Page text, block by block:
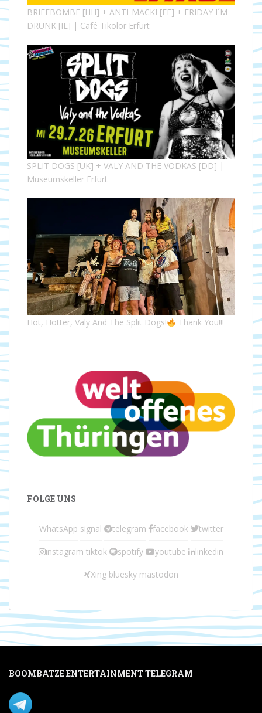
BRIEFBOMBE [HH] + ANTI-MACKI [EF] + FRIDAY I´M
DRUNK [IL] | Café Tikolor Erfurt
SPLIT DOGS [UK] + VALY AND THE VODKAS [DD] |
Museumskeller Erfurt
Hot, Hotter, Valy And The Split Dogs! Thank You!!!
FOLGE UNS
WhatsApp signal telegram facebook twitter
instagram tiktok spotify youtube linkedin
Xing bluesky mastodon
BOOMBATZE ENTERTAINMENT TELEGRAM